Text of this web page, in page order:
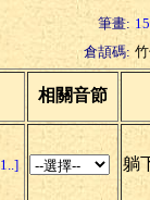
筆畫: 15
倉頡碼:
相關音節
躺